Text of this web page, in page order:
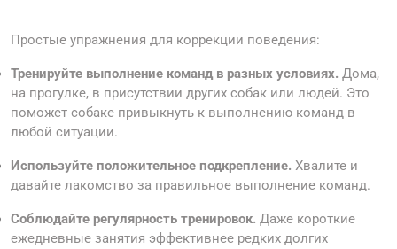
Простые упражнения для коррекции поведения:
Тренируйте выполнение команд в разных условиях. Дома,
на прогулке, в присутствии других собак или людей. Это
поможет собаке привыкнуть к выполнению команд в
любой ситуации.
Используйте положительное подкрепление. Хвалите и
давайте лакомство за правильное выполнение команд.
Соблюдайте регулярность тренировок. Даже короткие
ежедневные занятия эффективнее редких долгих